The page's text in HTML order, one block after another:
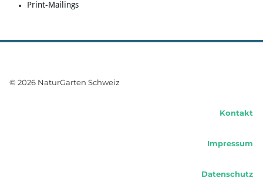
Print-Mailings
© 2026 NaturGarten Schweiz
Kontakt
Impressum
Datenschutz